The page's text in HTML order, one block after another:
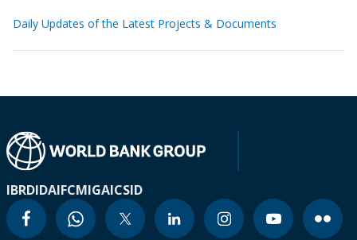
Daily Updates of the Latest Projects & Documents
IBRDIDAIFCMIGAICSID